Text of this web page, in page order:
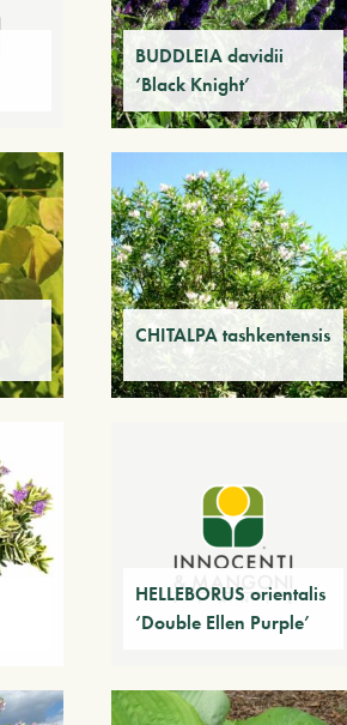
BUDDLEIA davidii
‘Black Knight’
CHITALPA tashkentensis
HELLEBORUS orientalis
‘Double Ellen Purple’